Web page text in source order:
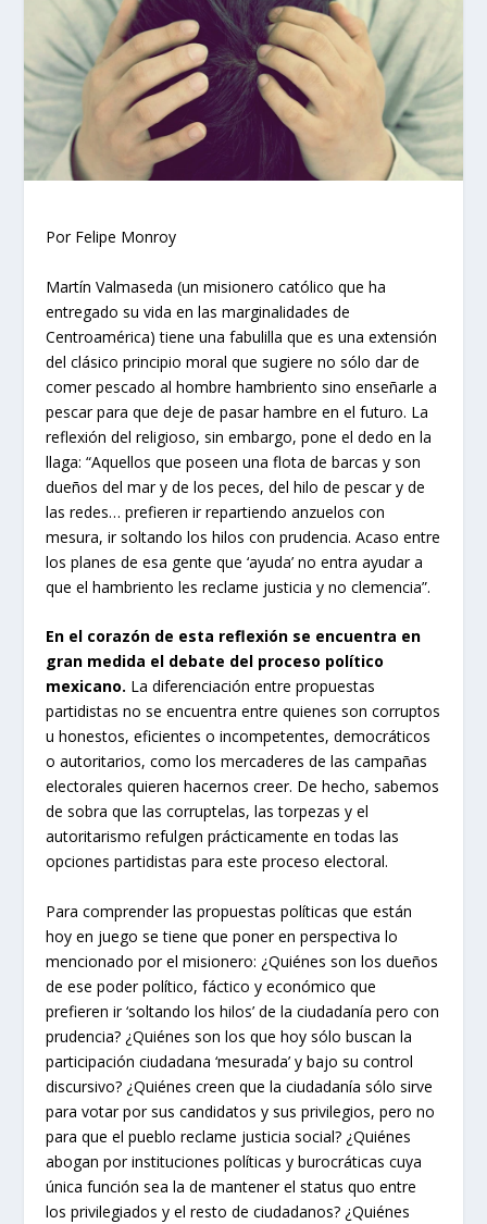
Por Felipe Monroy
Martín Valmaseda (un misionero católico que ha
entregado su vida en las marginalidades de
Centroamérica) tiene una fabulilla que es una extensión
del clásico principio moral que sugiere no sólo dar de
comer pescado al hombre hambriento sino enseñarle a
pescar para que deje de pasar hambre en el futuro. La
reflexión del religioso, sin embargo, pone el dedo en la
llaga: “Aquellos que poseen una flota de barcas y son
dueños del mar y de los peces, del hilo de pescar y de
las redes… prefieren ir repartiendo anzuelos con
mesura, ir soltando los hilos con prudencia. Acaso entre
los planes de esa gente que ‘ayuda’ no entra ayudar a
que el hambriento les reclame justicia y no clemencia”.
En el corazón de esta reflexión se encuentra en
gran medida el debate del proceso político
mexicano. La diferenciación entre propuestas
partidistas no se encuentra entre quienes son corruptos
u honestos, eficientes o incompetentes, democráticos
o autoritarios, como los mercaderes de las campañas
electorales quieren hacernos creer. De hecho, sabemos
de sobra que las corruptelas, las torpezas y el
autoritarismo refulgen prácticamente en todas las
opciones partidistas para este proceso electoral.
Para comprender las propuestas políticas que están
hoy en juego se tiene que poner en perspectiva lo
mencionado por el misionero: ¿Quiénes son los dueños
de ese poder político, fáctico y económico que
prefieren ir ‘soltando los hilos’ de la ciudadanía pero con
prudencia? ¿Quiénes son los que hoy sólo buscan la
participación ciudadana ‘mesurada’ y bajo su control
discursivo? ¿Quiénes creen que la ciudadanía sólo sirve
para votar por sus candidatos y sus privilegios, pero no
para que el pueblo reclame justicia social? ¿Quiénes
abogan por instituciones políticas y burocráticas cuya
única función sea la de mantener el status quo entre
los privilegiados y el resto de ciudadanos? ¿Quiénes